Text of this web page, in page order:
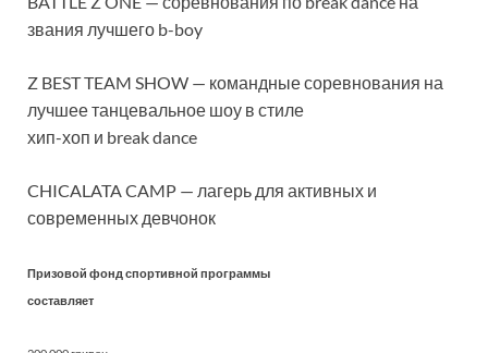
звания лучшего b-boy
Z BEST TEAM SHOW — командные соревнования на
лучшее танцевальное шоу в стиле
хип-хоп и break dance
CHICALATA CAMP — лагерь для активных и
современных девчонок
Призовой фонд спортивной программы
составляет